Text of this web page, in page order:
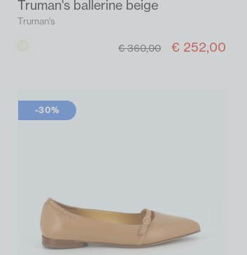
Truman's ballerine beige
Truman's
€ 360,00 € 252,00
-30%